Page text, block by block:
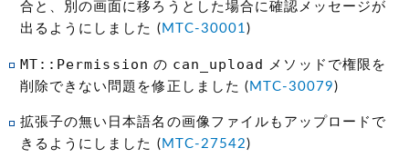
合と、別の画面に移ろうとした場合に確認メッセージが
出るようにしました ( MTC-30001 )
MT::Permission の can_upload
メソッドで権限を
削除できない問題を修正しました ( MTC-30079 )
拡張子の無い日本語名の画像ファイルもアップロードで
きるようにしました ( MTC-27542 )